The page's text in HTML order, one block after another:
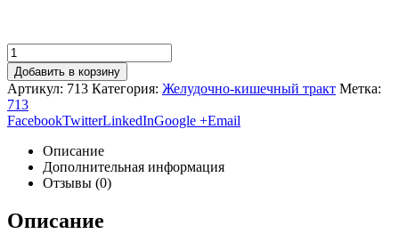
Добавить в корзину
Артикул: 713 Категория: Желудочно-кишечный тракт Метка:
713
FacebookTwitterLinkedInGoogle +Email
Описание
Дополнительная информация
Отзывы (0)
Описание